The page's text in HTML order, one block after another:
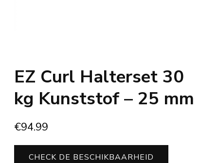
EZ Curl Halterset 30
kg Kunststof – 25 mm
€94.99
CHECK DE BESCHIKBAARHEID